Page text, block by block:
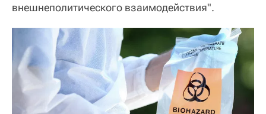
внешнеполитического взаимодействия".